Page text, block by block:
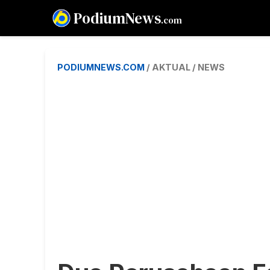
PodiumNews.com
PODIUMNEWS.COM / AKTUAL / NEWS